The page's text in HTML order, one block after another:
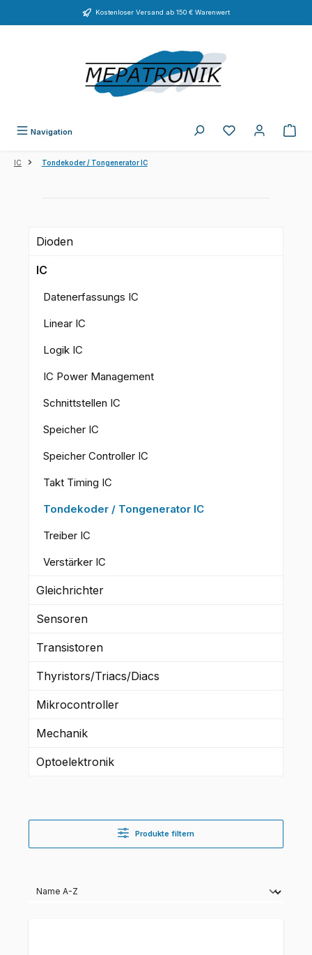
Zum Hauptinhalt springenKostenloser Versand ab 150 € Warenwert
Navigation Du hast 0
IC Tondekoder / Tongenerator IC
Dioden
IC
Datenerfassungs IC
Linear IC
Logik IC
IC Power Management
Schnittstellen IC
Speicher IC
Speicher Controller IC
Takt Timing IC
Tondekoder / Tongenerator IC
Treiber IC
Verstärker IC
Gleichrichter
Sensoren
Transistoren
Thyristors/Triacs/Diacs
Mikrocontroller
Mechanik
Optoelektronik
Produkte filtern